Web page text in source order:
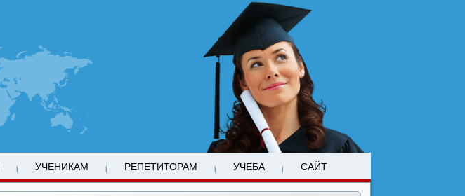
УЧЕНИКАМ РЕПЕТИТОРАМ УЧЕБА САЙТ